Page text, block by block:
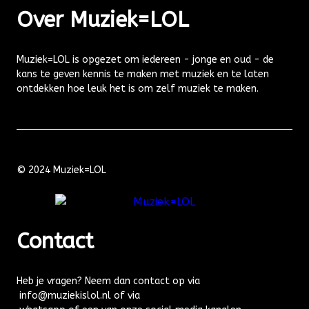
Over Muziek=LOL
Muziek=LOL is opgezet om iedereen - jonge en oud - de
kans te geven kennis te maken met muziek en te laten
ontdekken hoe leuk het is om zelf muziek te maken.
© 2024 Muziek=LOL
Contact
Heb je vragen? Neem dan contact op via
info@muziekislol.nl of via